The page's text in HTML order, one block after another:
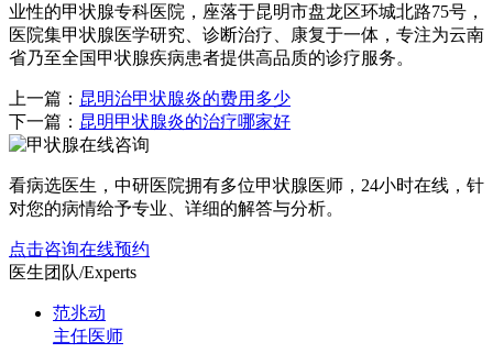
业性的甲状腺专科医院，座落于昆明市盘龙区环城北路75号，
医院集甲状腺医学研究、诊断治疗、康复于一体，专注为云南
省乃至全国甲状腺疾病患者提供高品质的诊疗服务。
上一篇： 昆明治甲状腺炎的费用多少
下一篇： 昆明甲状腺炎的治疗哪家好
看病选医生，中研医院拥有多位甲状腺医师，24小时在线，针
对您的病情给予专业、详细的解答与分析。
点击咨询在线预约
医生团队/Experts
范兆动
主任医师